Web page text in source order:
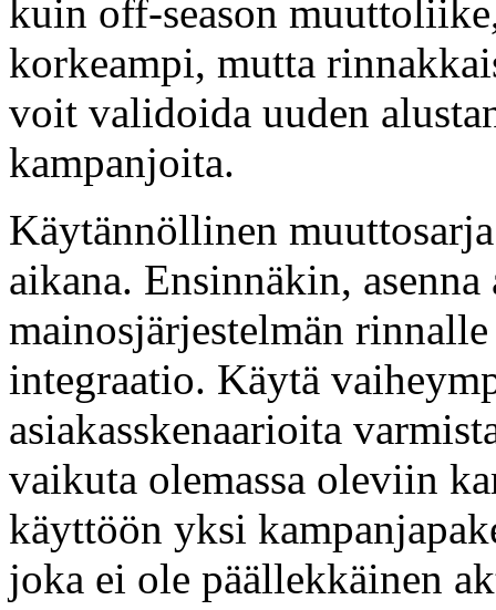
kuin off-season
korkeampi, mutta
voit validoida uuden
kampanjoita.
Käytännöllinen
aikana. Ensinnäkin,
mainosjärjestelmän
integraatio. Käytä
asiakasskenaarioita
vaikuta olemassa oleviin
käyttöön yksi
joka ei ole päällekkäinen